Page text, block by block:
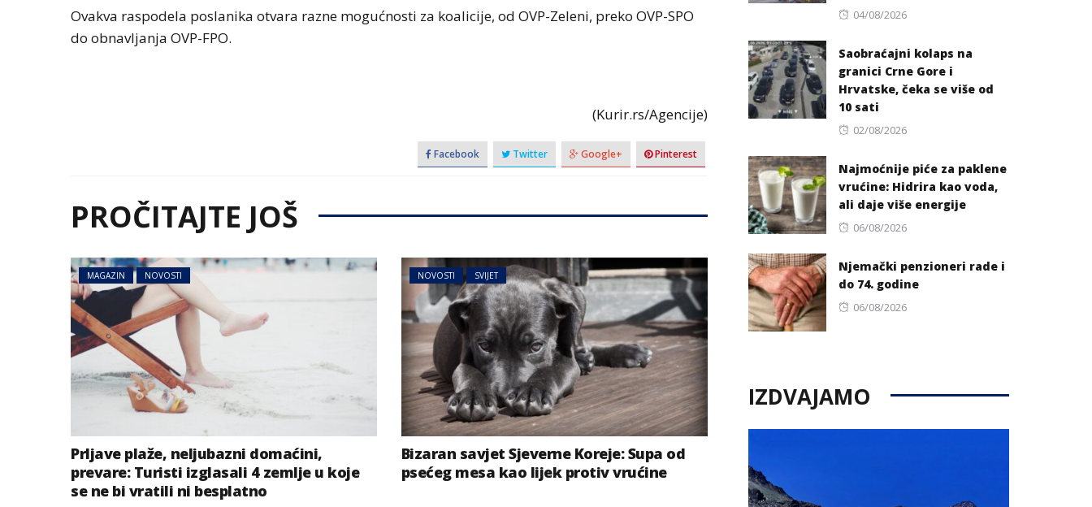
Ovakva raspodela poslanika otvara razne mogućnosti za koalicije, od OVP-Zeleni, preko OVP-SPO
do obnavljanja OVP-FPO.
(Kurir.rs/Agencije)
Facebook Twitter Google+ Pinterest
PROČITAJTE JOŠ
MAGAZIN NOVOSTI
Prljave plaže, neljubazni domaćini,
prevare: Turisti izglasali 4 zemlje u koje
se ne bi vratili ni besplatno
NOVOSTI SVIJET
Bizaran savjet Sjeverne Koreje: Supa od
psećeg mesa kao lijek protiv vrućine
Posted
04/08/2026
Saobraćajni kolaps na
granici Crne Gore i
Hrvatske, čeka se više od
10 sati
Posted
02/08/2026
Najmoćnije piće za paklene
vrućine: Hidrira kao voda,
ali daje više energije
Posted
06/08/2026
Njemački penzioneri rade i
do 74. godine
Posted
06/08/2026
IZDVAJAMO